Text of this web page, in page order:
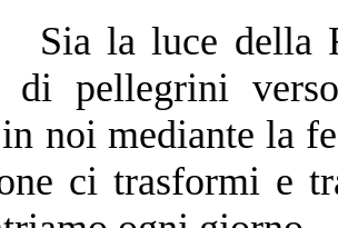
della
di pellegrini
noi mediante la
ci trasformi e